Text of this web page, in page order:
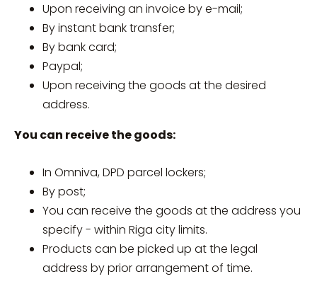
Upon receiving an invoice by e-mail;
By instant bank transfer;
By bank card;
Paypal;
Upon receiving the goods at the desired
address.
You can receive the goods:
In Omniva, DPD parcel lockers;
By post;
You can receive the goods at the address you
specify - within Riga city limits.
Products can be picked up at the legal
address by prior arrangement of time.